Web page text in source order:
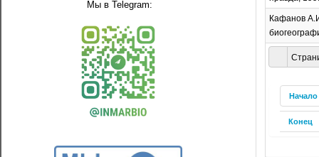
Начало
Конец
Кафанов
Мы в Telegram: